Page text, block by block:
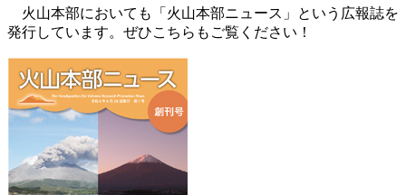
火山本部においても「火山本部ニュース」という広報誌を
発行しています。ぜひこちらもご覧ください！